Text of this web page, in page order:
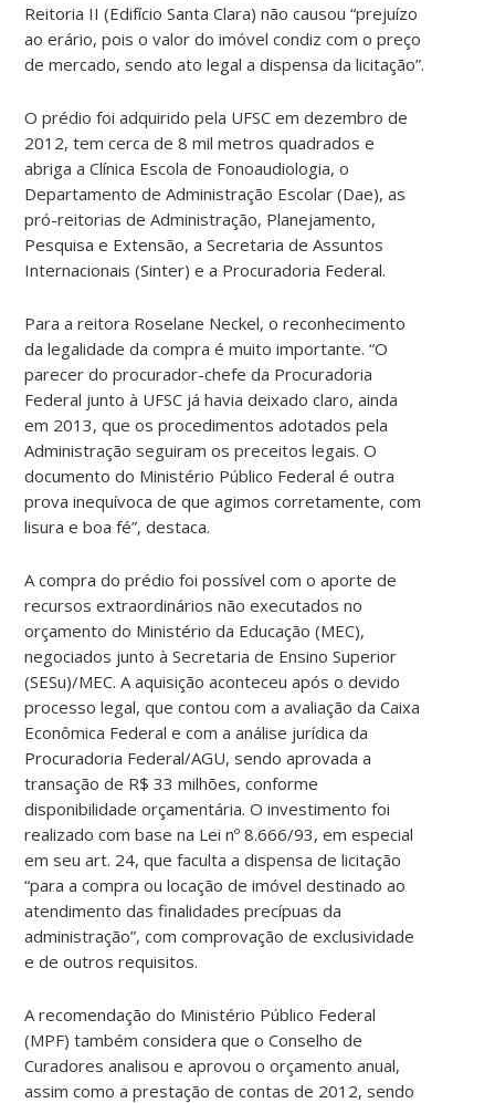
Reitoria II (Edifício Santa Clara) não causou “prejuízo
ao erário, pois o valor do imóvel condiz com o preço
de mercado, sendo ato legal a dispensa da licitação”.
O prédio foi adquirido pela UFSC em dezembro de
2012, tem cerca de 8 mil metros quadrados e
abriga a Clínica Escola de Fonoaudiologia, o
Departamento de Administração Escolar (Dae), as
pró-reitorias de Administração, Planejamento,
Pesquisa e Extensão, a Secretaria de Assuntos
Internacionais (Sinter) e a Procuradoria Federal.
Para a reitora Roselane Neckel, o reconhecimento
da legalidade da compra é muito importante. “O
parecer do procurador-chefe da Procuradoria
Federal junto à UFSC já havia deixado claro, ainda
em 2013, que os procedimentos adotados pela
Administração seguiram os preceitos legais. O
documento do Ministério Público Federal é outra
prova inequívoca de que agimos corretamente, com
lisura e boa fé”, destaca.
A compra do prédio foi possível com o aporte de
recursos extraordinários não executados no
orçamento do Ministério da Educação (MEC),
negociados junto à Secretaria de Ensino Superior
(SESu)/MEC. A aquisição aconteceu após o devido
processo legal, que contou com a avaliação da Caixa
Econômica Federal e com a análise jurídica da
Procuradoria Federal/AGU, sendo aprovada a
transação de R$ 33 milhões, conforme
disponibilidade orçamentária. O investimento foi
realizado com base na Lei nº 8.666/93, em especial
em seu art. 24, que faculta a dispensa de licitação
“para a compra ou locação de imóvel destinado ao
atendimento das finalidades precípuas da
administração”, com comprovação de exclusividade
e de outros requisitos.
A recomendação do Ministério Público Federal
(MPF) também considera que o Conselho de
Curadores analisou e aprovou o orçamento anual,
assim como a prestação de contas de 2012, sendo